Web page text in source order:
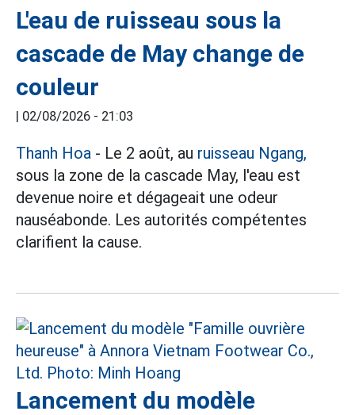
L'eau de ruisseau sous la
cascade de May change de
couleur
| 02/08/2026 - 21:03
Thanh Hoa - Le 2 août, au ruisseau Ngang,
sous la zone de la cascade May, l'eau est
devenue noire et dégageait une odeur
nauséabonde. Les autorités compétentes
clarifient la cause.
Lancement du modèle